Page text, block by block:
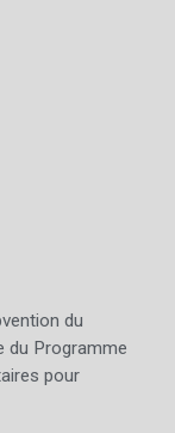
du
du Programme
pour